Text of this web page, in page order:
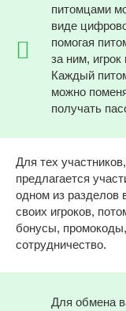
питомцами
виде
помогая
за ним,
Каждый
можно
получать
Для тех
предлагается
одном из разделов
своих игроков,
бонусы,
сотрудничество.
Для обмена